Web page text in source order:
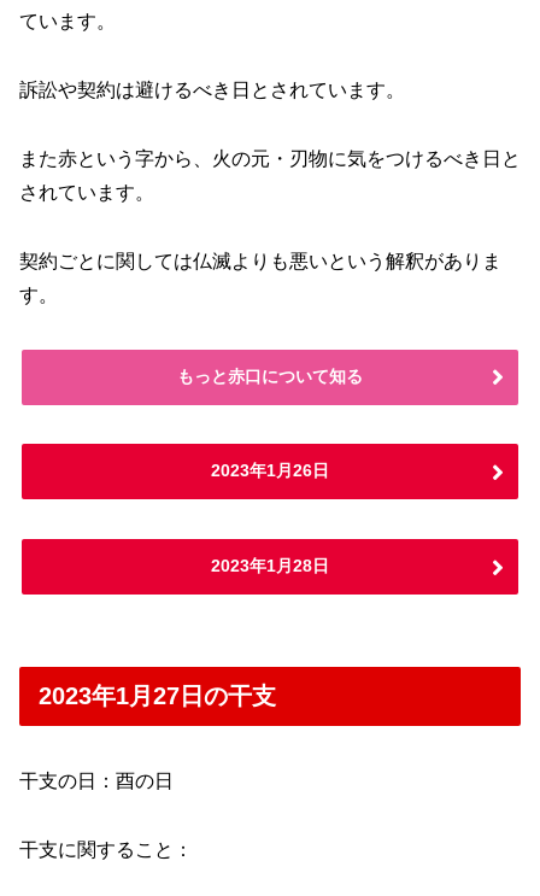
ています。
訴訟や契約は避けるべき日とされています。
また赤という字から、火の元・刃物に気をつけるべき日と
されています。
契約ごとに関しては仏滅よりも悪いという解釈がありま
す。
もっと赤口について知る
2023年1月26日
2023年1月28日
2023年1月27日の干支
干支の日：酉の日
干支に関すること：